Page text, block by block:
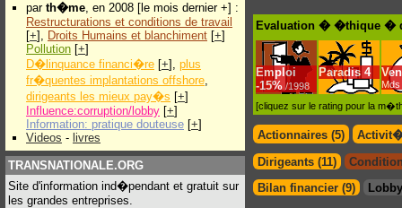
par th�me, en 2008 [le mois dernier +] :
Restructurations et conditions de travail
[+], Droits Humains et blanchiment [+]
Pollution [+]
D�linquance financi�re [+], plus
fr�quentes implantations offshore,
dirigeants les mieux pay�s [+]
Influence:corruption/lobby [+]
Information: pratique douteuse [+]
Videos - livres
TRANSNATIONALE.ORG
Site d'information ind�pendant et gratuit sur
les grandes entreprises.
Evaluation � �thique �
Emploi
-15% /1998
Paradis 4
[cliquez sur le rating pour la
Actionnaires (5)
Dirigeants (11)
Bilan financier (9)